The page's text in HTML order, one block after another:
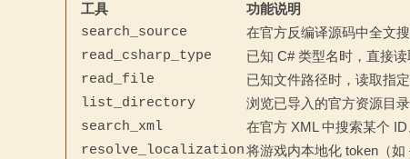
工具
功能说明
search_source
在官方反编译源码中全文
read_csharp_type
已知 C# 类型名时，直接
read_file
已知文件路径时，读取指
list_directory
浏览已导入的官方资源目
search_xml
在官方 XML 中搜索某个
resolve_localization将游戏内本地化 token（